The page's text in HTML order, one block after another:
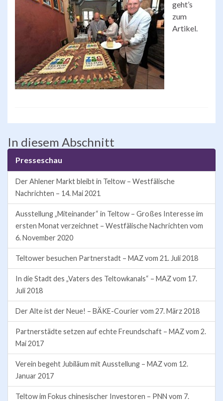
geht’s
zum
Artikel.
In diesem Abschnitt
Presseschau
Der Ahlener Markt bleibt in Teltow – Westfälische
Nachrichten – 14. Mai 2021
Ausstellung „Miteinander“ in Teltow – Großes Interesse im
ersten Monat verzeichnet – Westfälische Nachrichten vom
6. November 2020
Teltower besuchen Partnerstadt – MAZ vom 21. Juli 2018
In die Stadt des „Vaters des Teltowkanals“ – MAZ vom 17.
Juli 2018
Der Alte ist der Neue! – BÄKE-Courier vom 27. März 2018
Partnerstädte setzen auf echte Freundschaft – MAZ vom 2.
Mai 2017
Verein begeht Jubiläum mit Ausstellung – MAZ vom 12.
Januar 2017
Teltow im Fokus chinesischer Investoren – PNN vom 7.